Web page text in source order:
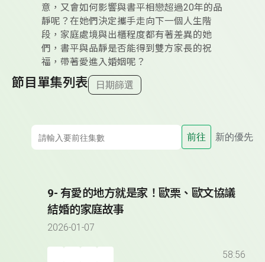
意，又會如何影響與書平相戀超過20年的品
靜呢？在她們決定攜手走向下一個人生階
段，家庭處境與出櫃程度都有著差異的她
們，書平與品靜是否能得到雙方家長的祝
福，帶著愛進入婚姻呢？
節目單集列表 日期篩選
前往 新的優先
9- 有愛的地方就是家！歐栗、歐文協議
結婚的家庭故事
2026-01-07
58:56